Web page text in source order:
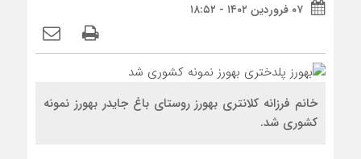
۰۷ فروردین ۱۴۰۲ - ۱۸:۵۲
خانم فرزانه کلانتری بهورز روستای باغ جایدر بهورز نمونه
کشوری شد.